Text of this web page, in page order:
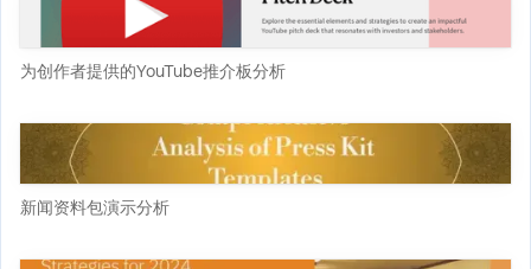
为创作者提供的YouTube推介板分析
新闻资料包演示分析